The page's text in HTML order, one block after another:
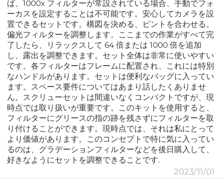
ば、1000x フィルターが常設されている場合、手動でフォ
ーカスを設定することは不可能です。安心してカメラを設
置できるセットです。構図を決める、ピントを合わせる。
偏光フィルターを調整します。ここまでの作業がすべて完
了したら、リラックスして 64 倍または 1000 倍を追加
し、露出を調整できます。セット全体は非常に使いやすい
です。各フィルターはフレームに配置され、これには特別
なハンドルがあります。セットは便利なバッグに入ってい
ます。スペース要件についてはあまり話したくありませ
ん。スクリューセットは間違いなくコンパクトですが、現
時点では取り扱いが重要です。このキットを使用すると、
フィルターにグリースの指の跡を残さずにフィルターを取
り付けることができます。現時点では、それは私にとって
より価値があります。このコンセプトで特に気に入ってい
るのは、グラデーションフィルターなどを後日購入して、
好きなようにセットを調整できることです.
2023/11/01